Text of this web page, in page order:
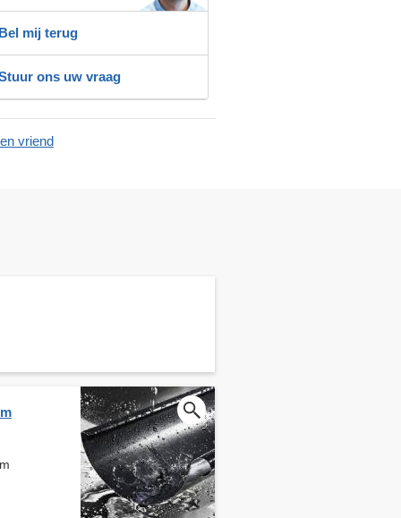
mij terug
ons uw vraag
vriend